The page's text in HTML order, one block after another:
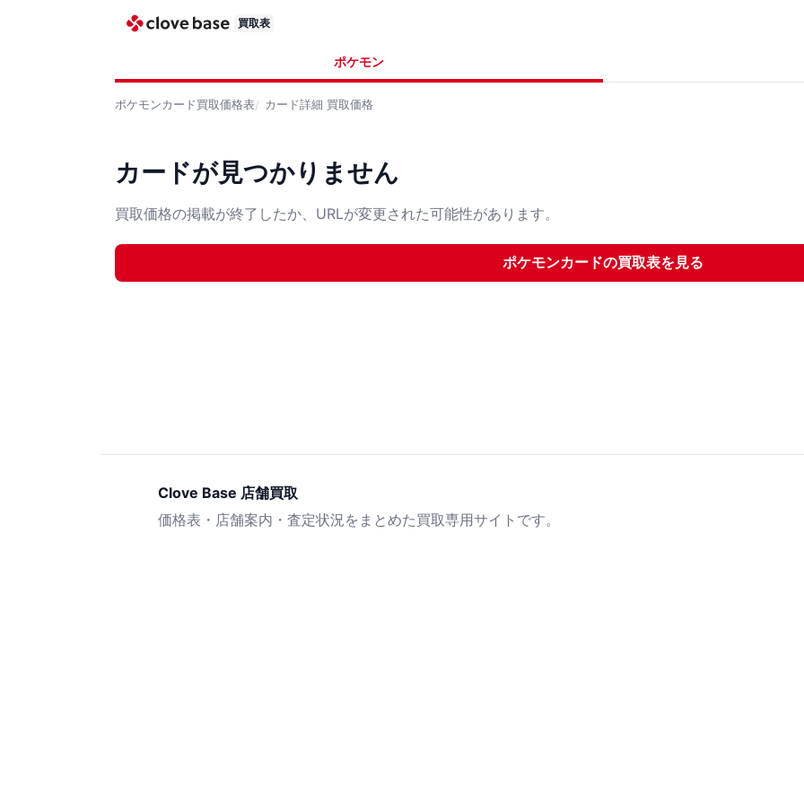
買取表
ポケモン
ポケモンカード買取価格表 カード詳細 買取価格
カードが見つかりません
買取価格の掲載が終了したか、URLが変更された可能性があります。
ポケモンカードの買取表を見る
Clove Base 店舗買取
価格表・店舗案内・査定状況をまとめた買取専用サイトです。